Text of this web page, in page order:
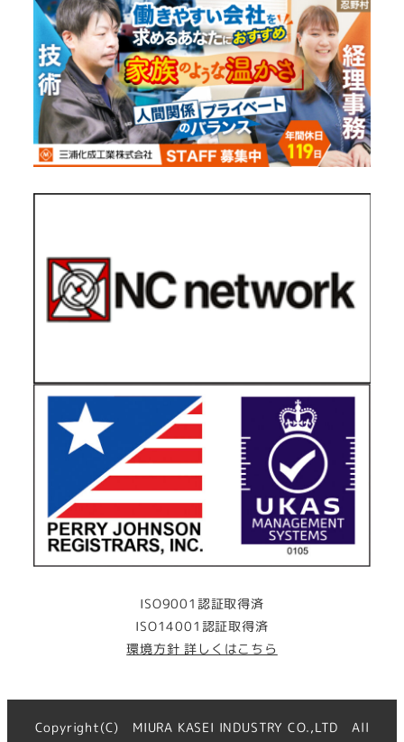
ISO9001認証取得済
ISO14001認証取得済
環境方針 詳しくはこちら
Copyright(C) MIURA KASEI INDUSTRY CO.,LTD All